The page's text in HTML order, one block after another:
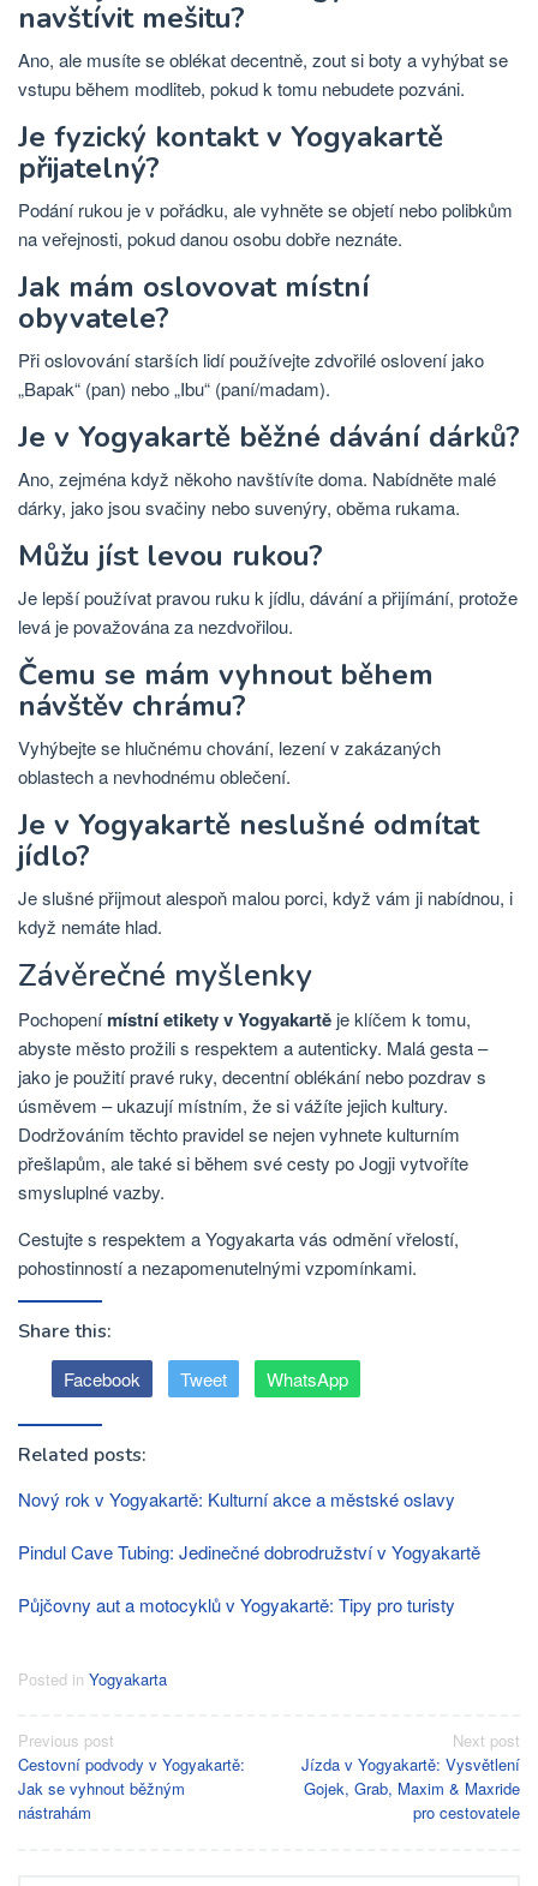
navštívit mešitu?
Ano, ale musíte se oblékat decentně, zout si boty a vyhýbat se
vstupu během modliteb, pokud k tomu nebudete pozváni.
Je fyzický kontakt v Yogyakartě
přijatelný?
Podání rukou je v pořádku, ale vyhněte se objetí nebo polibkům
na veřejnosti, pokud danou osobu dobře neznáte.
Jak mám oslovovat místní
obyvatele?
Při oslovování starších lidí používejte zdvořilé oslovení jako
„Bapak“ (pan) nebo „Ibu“ (paní/madam).
Je v Yogyakartě běžné dávání dárků?
Ano, zejména když někoho navštívíte doma. Nabídněte malé
dárky, jako jsou svačiny nebo suvenýry, oběma rukama.
Můžu jíst levou rukou?
Je lepší používat pravou ruku k jídlu, dávání a přijímání, protože
levá je považována za nezdvořilou.
Čemu se mám vyhnout během
návštěv chrámu?
Vyhýbejte se hlučnému chování, lezení v zakázaných
oblastech a nevhodnému oblečení.
Je v Yogyakartě neslušné odmítat
jídlo?
Je slušné přijmout alespoň malou porci, když vám ji nabídnou, i
když nemáte hlad.
Závěrečné myšlenky
Pochopenímístní etikety v Yogyakartě je klíčem k tomu,
abyste město prožili s respektem a autenticky. Malá gesta –
jako je použití pravé ruky, decentní oblékání nebo pozdrav s
úsměvem – ukazují místním, že si vážíte jejich kultury.
Dodržováním těchto pravidel se nejen vyhnete kulturním
přešlapům, ale také si během své cesty po Jogji vytvoříte
smysluplné vazby.
Cestujte s respektem a Yogyakarta vás odmění vřelostí,
pohostinností a nezapomenutelnými vzpomínkami.
Share this:
Facebook Tweet WhatsApp
Related posts:
Nový rok v Yogyakartě: Kulturní akce a městské oslavy
Pindul Cave Tubing: Jedinečné dobrodružství v Yogyakartě
Půjčovny aut a motocyklů v Yogyakartě: Tipy pro turisty
Posted in Yogyakarta
Post
navigation
Previous post
Cestovní podvody v Yogyakartě:
Jak se vyhnout běžným
nástrahám
Next post
Jízda v Yogyakartě: Vysvětlení
Gojek, Grab, Maxim & Maxride
pro cestovatele